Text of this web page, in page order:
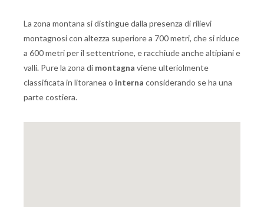
La zona montana si distingue dalla presenza di rilievi
montagnosi con altezza superiore a 700 metri, che si riduce
a 600 metri per il settentrione, e racchiude anche altipiani e
valli. Pure la zona di montagna viene ulteriolmente
classificata in litoranea o interna considerando se ha una
parte costiera.